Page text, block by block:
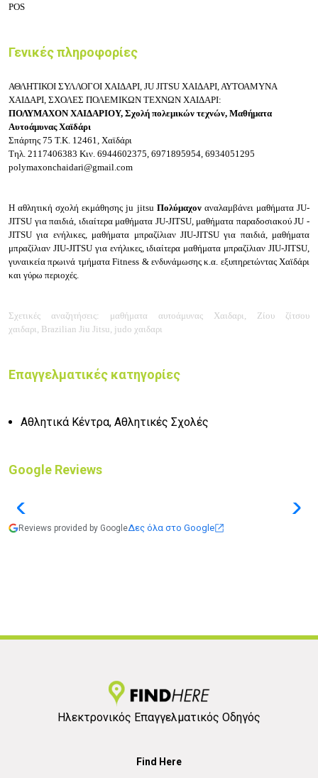
POS
Γενικές πληροφορίες
ΑΘΛΗΤΙΚΟΙ ΣΥΛΛΟΓΟΙ ΧΑΙΔΑΡΙ, JU JITSU ΧΑΙΔΑΡΙ, ΑΥΤΟΑΜΥΝΑ
ΧΑΙΔΑΡΙ, ΣΧΟΛΕΣ ΠΟΛΕΜΙΚΩΝ ΤΕΧΝΩΝ ΧΑΙΔΑΡΙ:
ΠΟΛΥΜΑΧΟΝ ΧΑΙΔΑΡΙΟΥ, Σχολή πολεμικών τεχνών, Μαθήματα
Αυτοάμυνας Χαϊδάρι
Σπάρτης 75 Τ.Κ. 12461, Χαϊδάρι
Τηλ. 2117406383 Κιν. 6944602375, 6971895954, 6934051295
polymaxonchaidari@gmail.com
Η αθλητική σχολή εκμάθησης ju jitsu Πολύμαχον αναλαμβάνει μαθήματα JU-
JITSU για παιδιά, ιδιαίτερα μαθήματα JU-JITSU, μαθήματα παραδοσιακού JU -
JITSU για ενήλικες, μαθήματα μπραζίλιαν JIU-JITSU για παιδιά, μαθήματα
μπραζίλιαν JIU-JITSU για ενήλικες, ιδιαίτερα μαθήματα μπραζίλιαν JΙU-JITSU,
γυναικεία πρωινά τμήματα Fitness & ενδυνάμωσης κ.α. εξυπηρετώντας Χαϊδάρι
και γύρω περιοχές.
Σχετικές αναζητήσεις: μαθήματα αυτοάμυνας Χαιδαρι, Ζίου ζίτσου
χαιδαρι, Brazilian Jiu Jitsu, judo χαιδαρι
Επαγγελματικές κατηγορίες
Αθλητικά Κέντρα, Αθλητικές Σχολές
Google Reviews
Reviews provided by GoogleΔες όλα στο Google
Ηλεκτρονικός Επαγγελματικός Οδηγός
Find Here